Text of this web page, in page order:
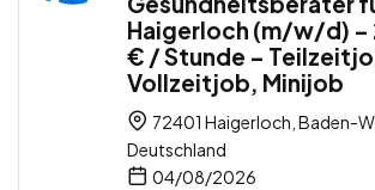
Haigerloch (m/w/d)
€ / Stunde –
Vollzeitjob, Minijob
72401 Haigerloch, Baden-
Deutschland
04/08/2026